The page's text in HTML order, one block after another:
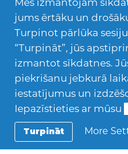
Šī ir valsts, kas mīl
– slēpošanu,
pārgājienus un
Pusaudžiem patīk
basketbols, futbols
laika pavadīšanas
apmeklēšana,
Nedēļas nogalēs
jums ērtāku un
Turpinot pārlūka
“Turpināt”, jūs
izmantot sīkdatnes.
piekrišanu jebkurā
iestatījumus un
Iepazīstieties ar mūsu
Turpināt More